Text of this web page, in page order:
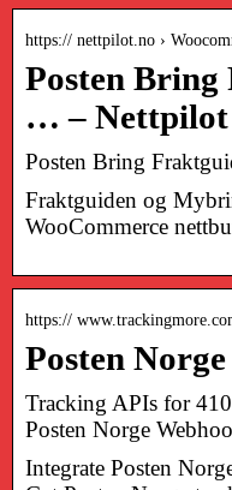
https:// nettpilot.no ›
Posten
… – Nettpilot
Posten Bring
Fraktguiden og
WooCommerce
https://
Posten
Tracking APIs for
Posten Norge
Integrate Posten